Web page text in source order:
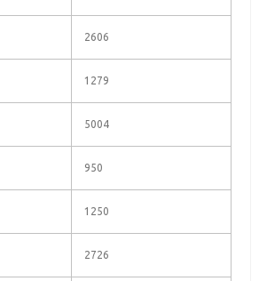
2606
1279
5004
950
1250
2726